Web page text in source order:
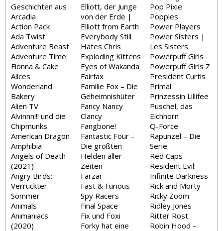
Geschichten aus
Arcadia
Action Pack
Ada Twist
Adventure Beast
Adventure Time:
Fionna & Cake
Alices
Wonderland
Bakery
Alien TV
Alvinnn!!! und die
Chipmunks
American Dragon
Amphibia
Angels of Death
(2021)
Angry Birds:
Verrückter
Sommer
Animals
Animaniacs
(2020)
Elliott, der Junge
von der Erde |
Elliott from Earth
Everybody Still
Hates Chris
Exploding Kittens
Eyes of Wakanda
Fairfax
Familie Fox – Die
Geheimnishüter
Fancy Nancy
Clancy
Fangbone!
Fantastic Four –
Die größten
Helden aller
Zeiten
Farzar
Fast & Furious
Spy Racers
Final Space
Fix und Foxi
Forky hat eine
Pop Pixie
Popples
Power Players
Power Sisters |
Les Sisters
Powerpuff Girls
Powerpuff Girls Z
President Curtis
Primal
Prinzessin Lillifee
Puschel, das
Eichhorn
Q-Force
Rapunzel – Die
Serie
Red Caps
Resident Evil:
Infinite Darkness
Rick and Morty
Ricky Zoom
Ridley Jones
Ritter Rost
Robin Hood –